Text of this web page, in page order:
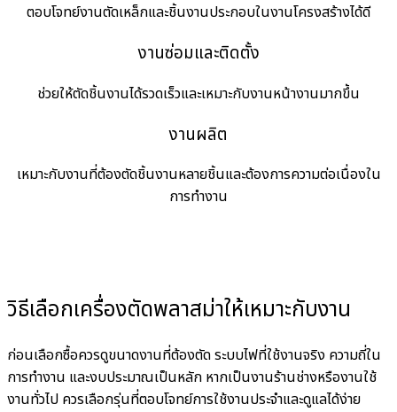
ตอบโจทย์งานตัดเหล็กและชิ้นงานประกอบในงานโครงสร้างได้ดี
งานซ่อมและติดตั้ง
ช่วยให้ตัดชิ้นงานได้รวดเร็วและเหมาะกับงานหน้างานมากขึ้น
งานผลิต
เหมาะกับงานที่ต้องตัดชิ้นงานหลายชิ้นและต้องการความต่อเนื่องใน
การทำงาน
วิธีเลือกเครื่องตัดพลาสม่าให้เหมาะกับงาน
ก่อนเลือกซื้อควรดูขนาดงานที่ต้องตัด ระบบไฟที่ใช้งานจริง ความถี่ใน
การทำงาน และงบประมาณเป็นหลัก หากเป็นงานร้านช่างหรืองานใช้
งานทั่วไป ควรเลือกรุ่นที่ตอบโจทย์การใช้งานประจำและดูแลได้ง่าย